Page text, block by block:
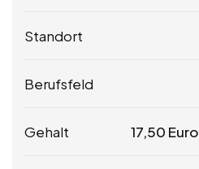
Standort
Berufsfeld
Gehalt 17,50 Euro